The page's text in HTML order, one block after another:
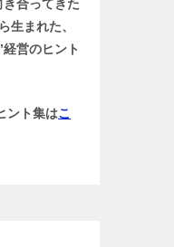
合ってきた
生まれた、
営のヒント
ント集はこ